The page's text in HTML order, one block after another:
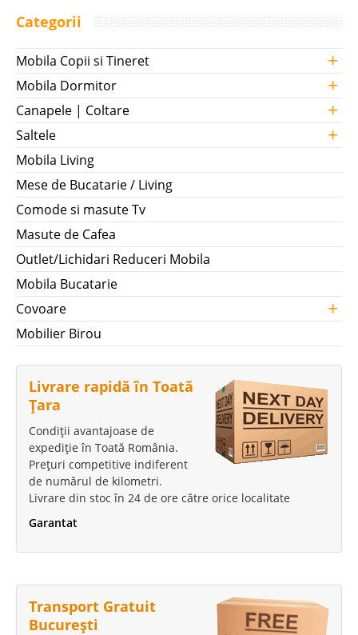
Categorii
Mobila Copii si Tineret +
Mobila Dormitor +
Canapele | Coltare +
Saltele +
Mobila Living
Mese de Bucatarie / Living
Comode si masute Tv
Masute de Cafea
Outlet/Lichidari Reduceri Mobila
Mobila Bucatarie
Covoare
+
Mobilier Birou
Livrare rapidă în Toată
Țara
Condiții avantajoase de
expediție în Toată România.
Prețuri competitive indiferent
de numărul de kilometri.
Livrare din stoc în 24 de ore către orice localitate
Garantat
Transport Gratuit
București